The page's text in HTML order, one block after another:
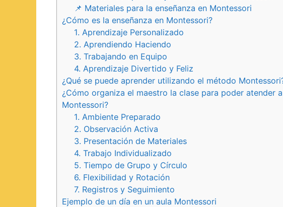
📌 Materiales para la enseñanza en Montessori
¿Cómo es la enseñanza en Montessori?
1. Aprendizaje Personalizado
2. Aprendiendo Haciendo
3. Trabajando en Equipo
4. Aprendizaje Divertido y Feliz
¿Qué se puede aprender utilizando el método
¿Cómo organiza el maestro la clase para poder atender
Montessori?
1. Ambiente Preparado
2. Observación Activa
3. Presentación de Materiales
4. Trabajo Individualizado
5. Tiempo de Grupo y Círculo
6. Flexibilidad y Rotación
7. Registros y Seguimiento
Ejemplo de un día en un aula Montessori